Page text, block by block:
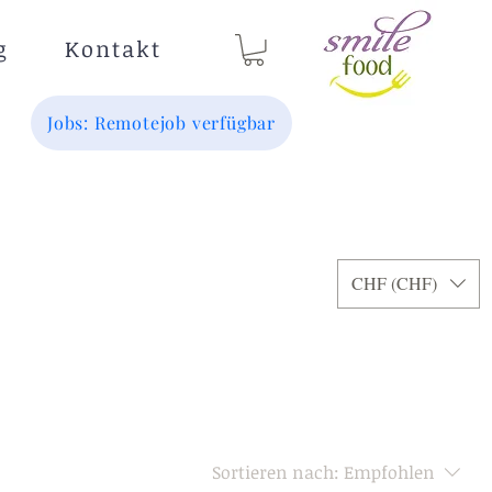
Kontakt
Jobs: Remotejob verfügbar
CHF (CHF)
Sortieren nach: Empfohlen